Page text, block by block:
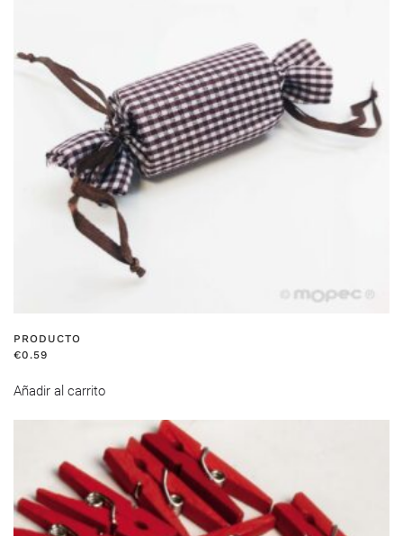
PRODUCTO
€0.59
Añadir al carrito